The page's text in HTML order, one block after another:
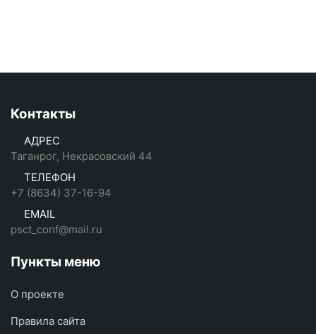
Контакты
АДРЕС
Таганрог, Некрасовский 44
ТЕЛЕФОН
+7 (8634) 37-16-94
EMAIL
psct_conf@mail.ru
Пункты меню
О проекте
Правила сайта